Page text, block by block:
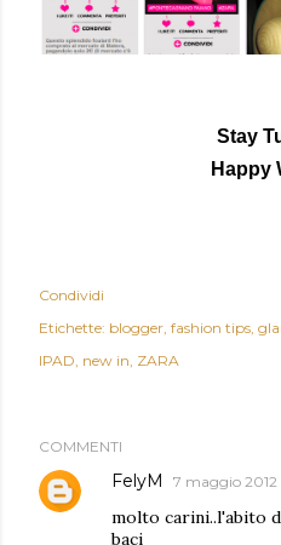
Stay
Happy
Condividi
Etichette: blogger fashion tips
IPAD new in ZARA
COMMENTI
FelyM 7 maggio 2012
molto carini..l'abito
baci